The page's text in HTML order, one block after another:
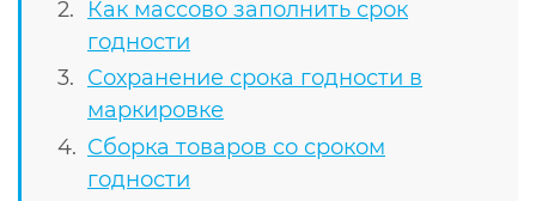
Как массово заполнить срок
годности
Сохранение срока годности в
маркировке
Сборка товаров со сроком
годности